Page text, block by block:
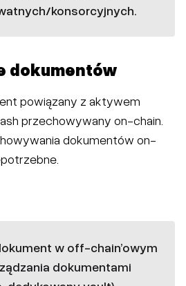
konsorcyjnych.
dokumentów
powiązany z aktywem
przechowywany on-chain.
dokumentów on-
w off-chain’owym
dokumentami